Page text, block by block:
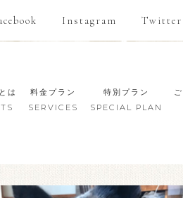
Instagram Twitter
は
料金プラン
SERVICES
特別プラン
SPECIAL PLAN